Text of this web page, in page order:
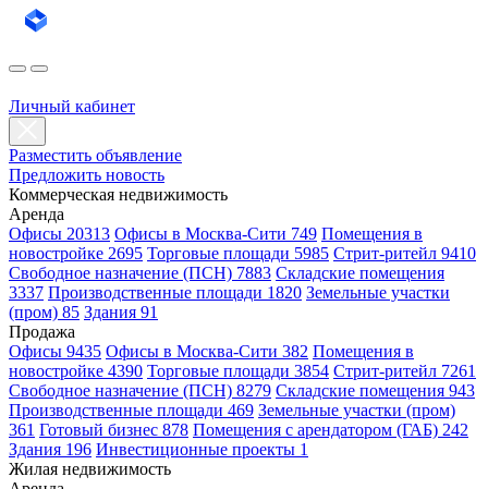
Личный кабинет
Разместить объявление
Предложить новость
Коммерческая недвижимость
Аренда
Офисы 20313 Офисы в Москва-Сити 749 Помещения в
новостройке 2695 Торговые площади 5985 Стрит-ритейл 9410
Свободное назначение (ПСН) 7883 Складские помещения
3337 Производственные площади 1820 Земельные участки
(пром) 85 Здания 91
Продажа
Офисы 9435 Офисы в Москва-Сити 382 Помещения в
новостройке 4390 Торговые площади 3854 Стрит-ритейл 7261
Свободное назначение (ПСН) 8279 Складские помещения 943
Производственные площади 469 Земельные участки (пром)
361 Готовый бизнес 878 Помещения с арендатором (ГАБ) 242
Здания 196 Инвестиционные проекты 1
Жилая недвижимость